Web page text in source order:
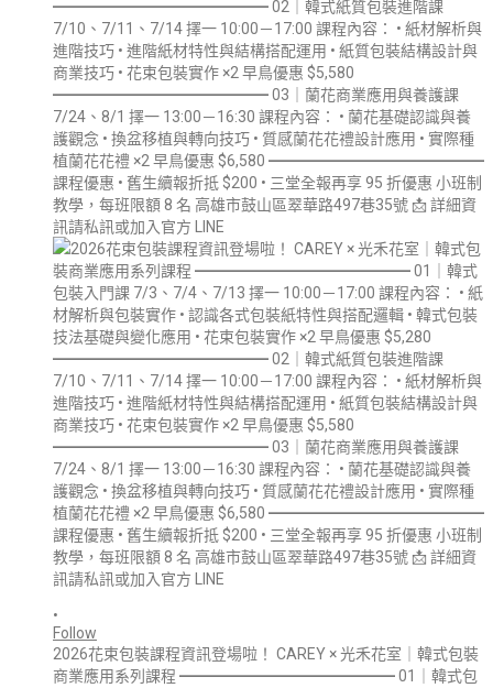
•
Follow
2026花束包裝課程資訊登場啦！ CAREY × 光禾花室｜韓式包裝
商業應用系列課程 ━━━━━━━━━━━━━━ 01｜韓式包